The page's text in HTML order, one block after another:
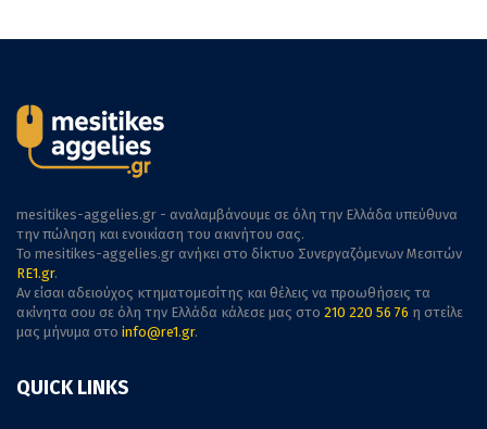
mesitikes-aggelies.gr - αναλαμβάνουμε σε όλη την Ελλάδα υπεύθυνα
την πώληση και ενοικίαση του ακινήτου σας.
To mesitikes-aggelies.gr ανήκει στο δίκτυο Συνεργαζόμενων Μεσιτών
RE1.gr.
Αν είσαι αδειούχος κτηματομεσίτης και θέλεις να προωθήσεις τα
ακίνητα σου σε όλη την Ελλάδα κάλεσε μας στο 210 220 56 76 η στείλε
μας μήνυμα στο info@re1.gr.
QUICK LINKS